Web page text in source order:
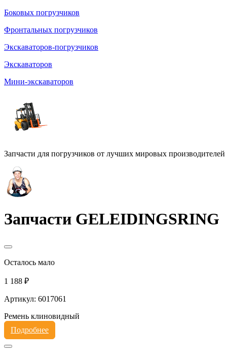
Боковых погрузчиков
Фронтальных погрузчиков
Экскаваторов-погрузчиков
Экскаваторов
Мини-экскаваторов
Запчасти для погрузчиков от лучших мировых производителей
Запчасти GELEIDINGSRING
Осталось мало
1 188 ₽
Артикул: 6017061
Ремень клиновидный
Подробнее